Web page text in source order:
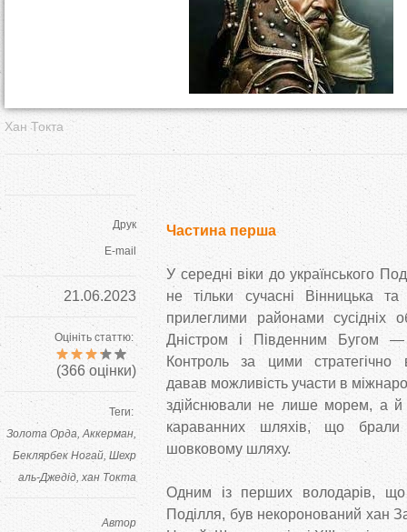
Хан Токта
Друк
E-mail
21.06.2023
Оцініть статтю:
(366 оцінки)
Теги:
Золота Орда Аккерман
Беклярбек Ногай Шехр
аль-Джедід хан Токта
Автор
Частина перша
У середні віки до українського
не тільки сучасні Вінницька
прилеглими районами сусідніх
Дністром і Південним Бугом
Контроль за цими стратегічно
давав можливість участи в
здійснювали не лише морем, а
караванних шляхів, що
шовковому шляху.
Одним із перших володарів, що
Поділля, був некоронований хан